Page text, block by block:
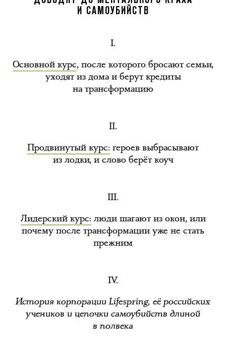
И САМОУБИЙСТВ
I.
Основной курс, после которого бросают семьи,
уходят из дома и берут кредиты
на трансформацию
II.
Продвинутый курс: героев выбрасывают
из лодки, и слово берёт коуч
III.
Лидерский курс: люди шагают из окон, или
почему после трансформации уже не стать
прежним
IV.
История корпорации Lifespring, её российских
учеников и цепочки самоубийств длиной
в полвека